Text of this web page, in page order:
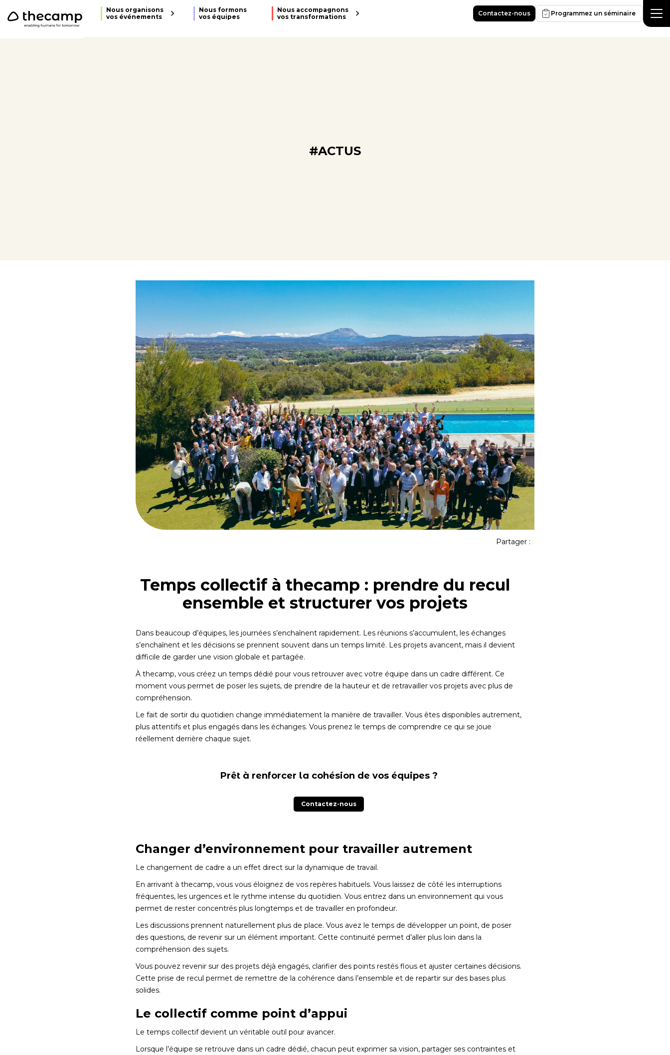
Nous organisons
vos événements
Nous formons
vos équipes
Nous accompagnons
vos transformations
Contactez-nous Programmez un séminaire
#ACTUS
Partager :
Temps collectif à thecamp : prendre du recul
ensemble et structurer vos projets
Dans beaucoup d’équipes, les journées s’enchaînent rapidement. Les réunions s’accumulent, les échanges
s’enchaînent et les décisions se prennent souvent dans un temps limité. Les projets avancent, mais il devient
difficile de garder une vision globale et partagée.
À thecamp, vous créez un temps dédié pour vous retrouver avec votre équipe dans un cadre différent. Ce
moment vous permet de poser les sujets, de prendre de la hauteur et de retravailler vos projets avec plus de
compréhension.
Le fait de sortir du quotidien change immédiatement la manière de travailler. Vous êtes disponibles autrement,
plus attentifs et plus engagés dans les échanges. Vous prenez le temps de comprendre ce qui se joue
réellement derrière chaque sujet.
Prêt à renforcer la cohésion de vos équipes ?
Contactez-nous
Changer d’environnement pour travailler autrement
Le changement de cadre a un effet direct sur la dynamique de travail.
En arrivant à thecamp, vous vous éloignez de vos repères habituels. Vous laissez de côté les interruptions
fréquentes, les urgences et le rythme intense du quotidien. Vous entrez dans un environnement qui vous
permet de rester concentrés plus longtemps et de travailler en profondeur.
Les discussions prennent naturellement plus de place. Vous avez le temps de développer un point, de poser
des questions, de revenir sur un élément important. Cette continuité permet d’aller plus loin dans la
compréhension des sujets.
Vous pouvez revenir sur des projets déjà engagés, clarifier des points restés flous et ajuster certaines décisions.
Cette prise de recul permet de remettre de la cohérence dans l’ensemble et de repartir sur des bases plus
solides.
Le collectif comme point d’appui
Le temps collectif devient un véritable outil pour avancer.
Lorsque l’équipe se retrouve dans un cadre dédié, chacun peut exprimer sa vision, partager ses contraintes et